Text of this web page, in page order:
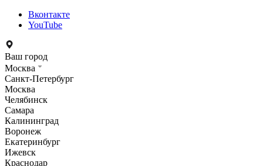
Вконтакте
YouTube
Ваш город
Москва
Санкт-Петербург
Москва
Челябинск
Самара
Калининград
Воронеж
Екатеринбург
Ижевск
Краснодар